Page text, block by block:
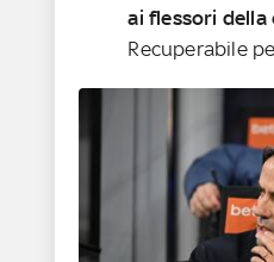
ai flessori della
Recuperabile